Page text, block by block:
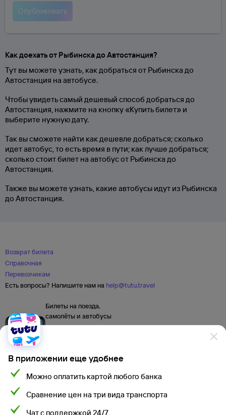
Как доехать от Рыбинска до Автостанция?
Тут вы можете узнать, как добраться от Рыбинска до
Автостанция на автобусе.
Чтобы увидеть самый дешевый способ добраться до
Автостанция, нажмите на кнопку «Купить билет» и
выберите нужную дату.
Так вы сможете найти как дешевле добраться; сколько
идет автобус, то есть время в пути; как лучше добраться;
сколько стоит билет на автобус от Рыбинска до
Автостанция.
Также вы можете узнать, какие автобусы идут из Рыбинска
до Автостанция.
В приложении еще удобнее
Можно оплатить картой любого банка
Сравнение цен на три вида транспорта
Чат с поддержкой 24/7
Возврат билета
Справочная
Перевозчикам
Есть вопросы? Напишите нам на help@tutu.travel
Билеты на поезда,
самолёты и автобусы